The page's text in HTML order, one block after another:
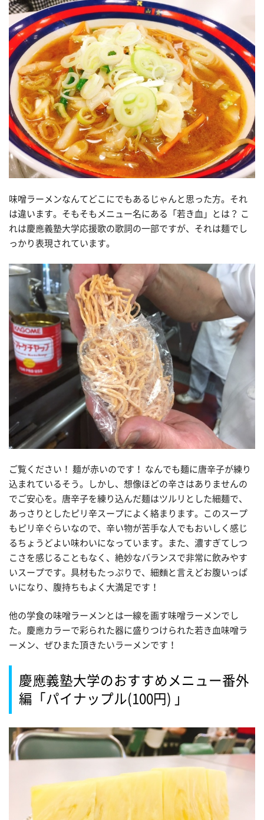
味噌ラーメンなんてどこにでもあるじゃんと思った方。それ
は違います。そもそもメニュー名にある「若き血」とは？ こ
れは慶應義塾大学応援歌の歌詞の一部ですが、それは麺でし
っかり表現されています。
ご覧ください！ 麺が赤いのです！ なんでも麺に唐辛子が練り
込まれているそう。しかし、想像ほどの辛さはありませんの
でご安心を。唐辛子を練り込んだ麺はツルリとした細麺で、
あっさりとしたピリ辛スープによく絡まります。このスープ
もピリ辛ぐらいなので、辛い物が苦手な人でもおいしく感じ
るちょうどよい味わいになっています。また、濃すぎてしつ
こさを感じることもなく、絶妙なバランスで非常に飲みやす
いスープです。具材もたっぷりで、細麵と言えどお腹いっぱ
いになり、腹持ちもよく大満足です！
他の学食の味噌ラーメンとは一線を画す味噌ラーメンでし
た。慶應カラーで彩られた器に盛りつけられた若き血味噌ラ
ーメン、ぜひまた頂きたいラーメンです！
慶應義塾大学のおすすめメニュー番外
編「パイナップル(100円) 」